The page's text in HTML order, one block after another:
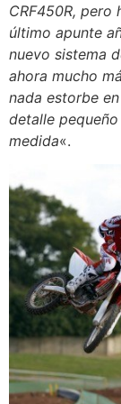
CRF450R, pero
último apunte
nuevo sistema
ahora mucho
nada estorbe
detalle
medida«.